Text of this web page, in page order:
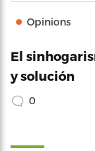
Opinions
El
y solución
0